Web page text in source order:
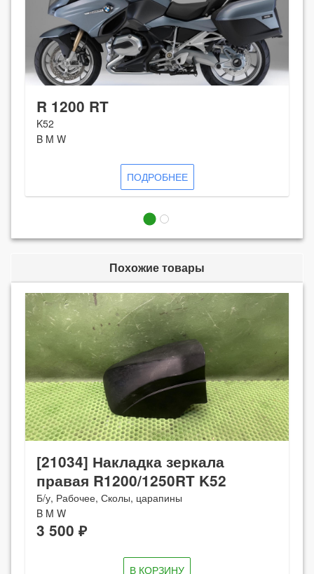
R 1200 RT
K52
B M W
ПОДРОБНЕЕ
Похожие товары
[21034] Накладка зеркала
правая R1200/1250RT K52
Б/у, Рабочее, Сколы, царапины
B M W
3 500 ₽
В КОРЗИНУ